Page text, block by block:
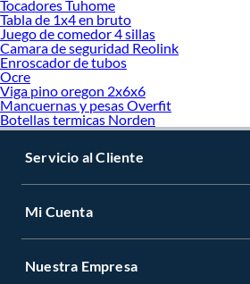
Tocadores Tuhome
Tabla de 1x4 en bruto
Juego de comedor 4 sillas
Camara de seguridad Reolink
Enroscador de tubos
Ocre
Viga pino oregon 2x6x6
Mancuernas y pesas Overfit
Botellas termicas Norden
Servicio al Cliente
Mi Cuenta
Nuestra Empresa